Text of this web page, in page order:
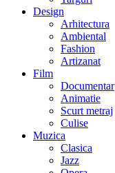
Design
Arhitectura
Ambiental
Fashion
Artizanat
Film
Documentar
Animatie
Scurt metraj
Culise
Muzica
Clasica
Jazz